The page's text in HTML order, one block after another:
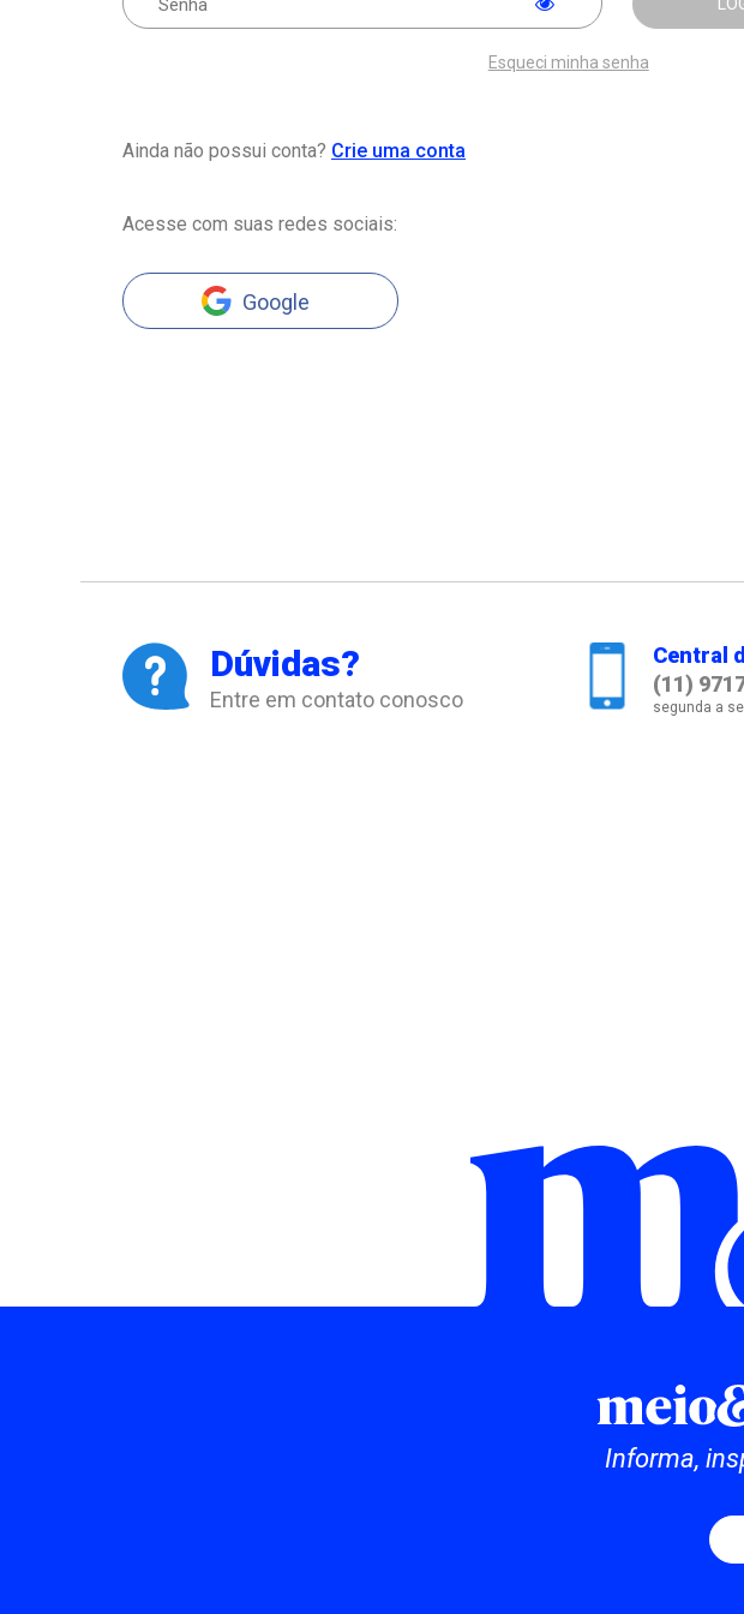
Esqueci minha senha
Ainda não possui conta? Crie uma conta
Acesse com suas redes sociais:
Google
Dúvidas?
Entre em contato conosco
Central
(11)
segunda a
Informa,